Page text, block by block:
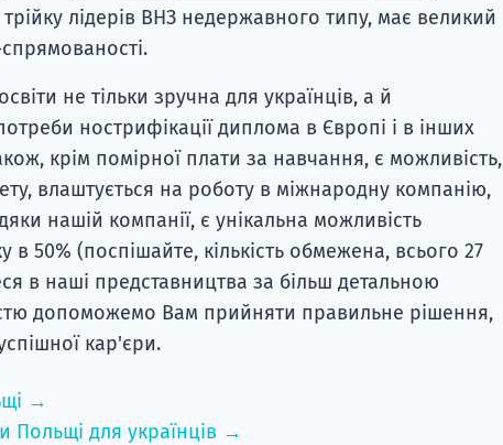
лідерів ВНЗ недержавного типу, має великий
не тільки зручна для українців, а й
нострифікації диплома в Європі і в інших
крім помірної плати за навчання, є можливість,
влаштується на роботу в міжнародну компанію,
нашій компанії, є унікальна можливість
50% (поспішайте, кількість обмежена, всього 27
в наші представництва за більш детальною
допоможемо Вам прийняти правильне рішення,
кар'єри.
→
Польщі для українців →